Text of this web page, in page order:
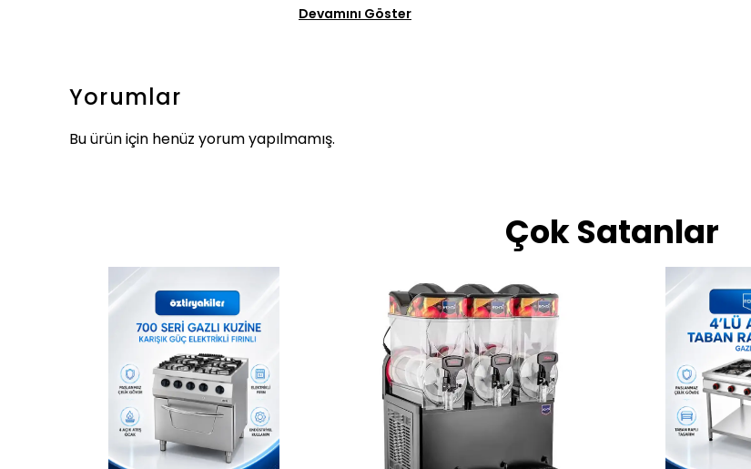
Devamını Göster
Yorumlar
Bu ürün için henüz yorum yapılmamış.
Çok Satanlar